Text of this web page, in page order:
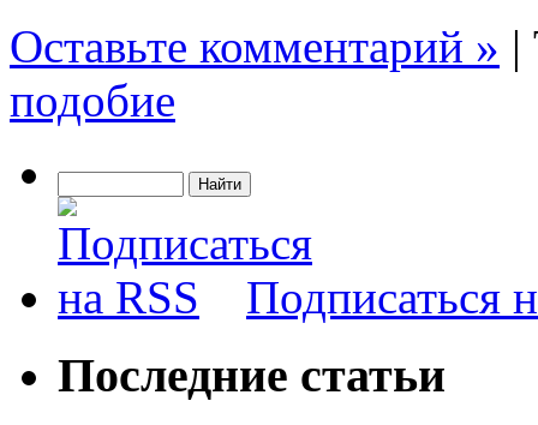
Оставьте комментарий » |
подобие
Подписаться
Последние статьи